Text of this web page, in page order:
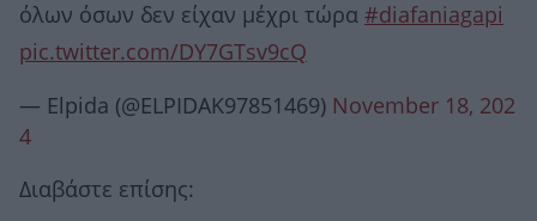
όλων όσων δεν είχαν μέχρι τώρα #diafaniagapi
pic.twitter.com/DY7GTsv9cQ
— Elpida (@ELPIDAK97851469) November 18, 202
4
Διαβάστε επίσης: